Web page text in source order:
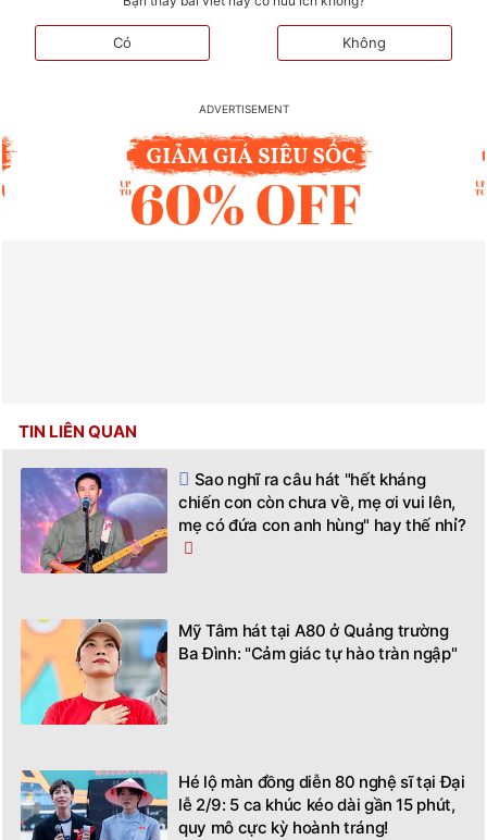
Có Không
TIN LIÊN QUAN
Sao nghĩ ra câu hát "hết kháng
chiến con còn chưa về, mẹ ơi vui lên,
mẹ có đứa con anh hùng" hay thế nhỉ?
Mỹ Tâm hát tại A80 ở Quảng trường
Ba Đình: "Cảm giác tự hào tràn ngập"
Hé lộ màn đồng diễn 80 nghệ sĩ tại Đại
lễ 2/9: 5 ca khúc kéo dài gần 15 phút,
quy mô cực kỳ hoành tráng!